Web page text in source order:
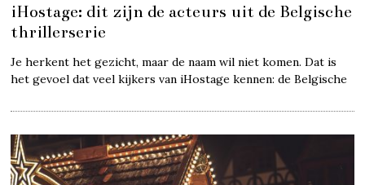
iHostage: dit zijn de acteurs uit de Belgische
thrillerserie
Je herkent het gezicht, maar de naam wil niet komen. Dat is
het gevoel dat veel kijkers van iHostage kennen: de Belgische